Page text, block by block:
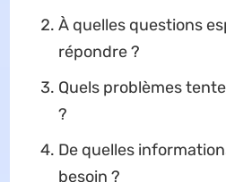
À quelles questions
répondre ?
Quels problèmes
?
De quelles
besoin ?